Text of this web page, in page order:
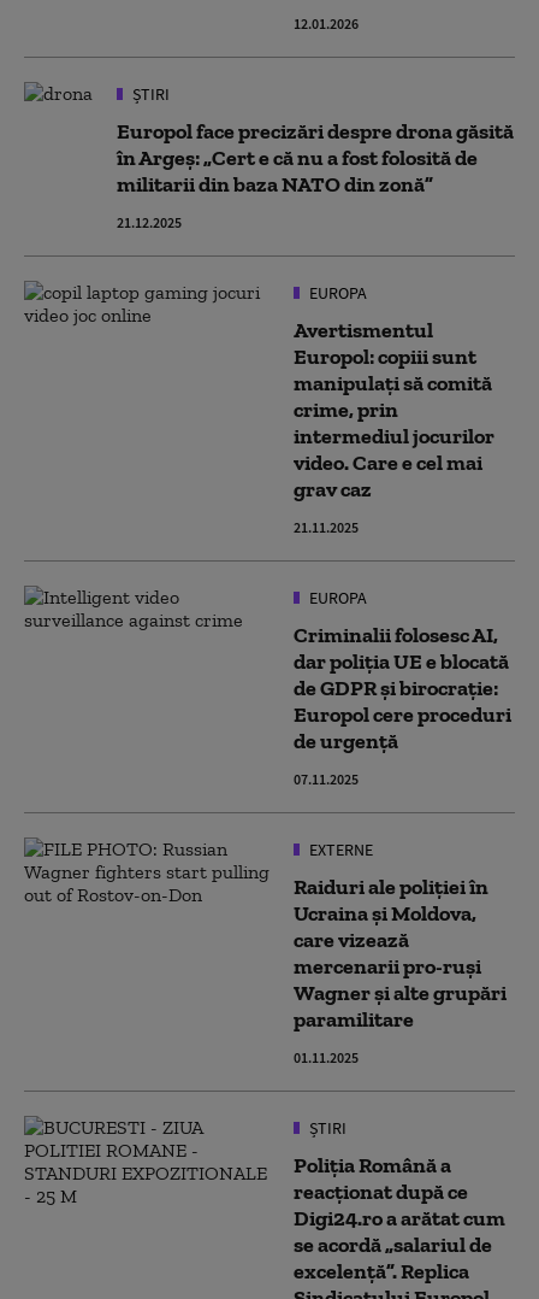
12.01.2026
ȘTIRI
Europol face precizări despre drona găsită
în Argeș: „Cert e că nu a fost folosită de
militarii din baza NATO din zonă”
21.12.2025
EUROPA
Avertismentul
Europol: copiii sunt
manipulați să comită
crime, prin
intermediul jocurilor
video. Care e cel mai
grav caz
21.11.2025
EUROPA
Criminalii folosesc AI,
dar poliția UE e blocată
de GDPR și birocrație:
Europol cere proceduri
de urgență
07.11.2025
EXTERNE
Raiduri ale poliției în
Ucraina și Moldova,
care vizează
mercenarii pro-ruși
Wagner și alte grupări
paramilitare
01.11.2025
ȘTIRI
Poliția Română a
reacționat după ce
Digi24.ro a arătat cum
se acordă „salariul de
excelență”. Replica